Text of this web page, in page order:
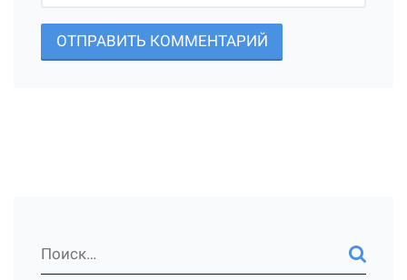
ОТПРАВИТЬ КОММЕНТАРИЙ